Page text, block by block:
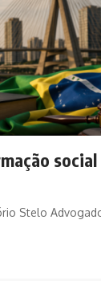
social
Stelo